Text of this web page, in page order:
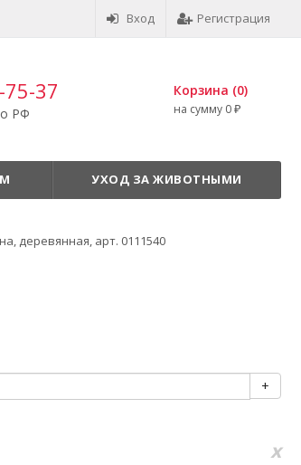
Вход Регистрация
37
РФ
Корзина (0)
на сумму 0 ₽
УХОД ЗА ЖИВОТНЫМИ
деревянная, арт. 0111540
+
x